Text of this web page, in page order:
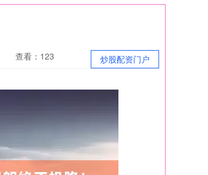
炒股配资门户
查看：123